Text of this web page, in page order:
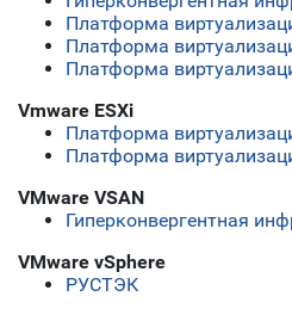
Платформа
Платформа
Платформа
Vmware ESXi
Платформа
Платформа
VMware VSAN
Гиперконвергентная
VMware vSphere
РУСТЭК